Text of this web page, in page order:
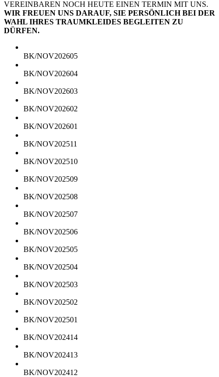
VEREINBAREN NOCH HEUTE EINEN TERMIN MIT UNS.
WIR FREUEN UNS DARAUF, SIE PERSÖNLICH BEI DER
WAHL IHRES TRAUMKLEIDES BEGLEITEN ZU
DÜRFEN.
BK/NOV202605
BK/NOV202604
BK/NOV202603
BK/NOV202602
BK/NOV202601
BK/NOV202511
BK/NOV202510
BK/NOV202509
BK/NOV202508
BK/NOV202507
BK/NOV202506
BK/NOV202505
BK/NOV202504
BK/NOV202503
BK/NOV202502
BK/NOV202501
BK/NOV202414
BK/NOV202413
BK/NOV202412